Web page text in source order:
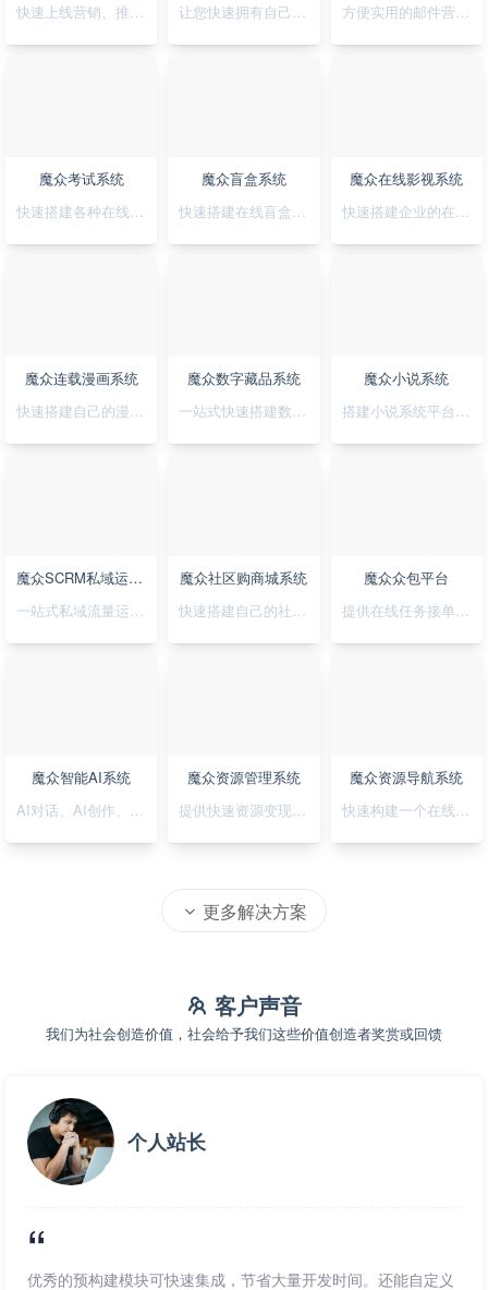
快速上线营销、推广落地页，可视化拖拽创，支持手机H5/微信小程序/抖音小程序
让您快速拥有自己私有化的图床系统
方便实用的邮件营销系统
魔众考试系统
快速搭建各种在线考试系统
魔众盲盒系统
快速搭建在线盲盒系统
魔众在线影视系统
快速搭建企业的在线影视系统
魔众连载漫画系统
快速搭建自己的漫画连载系统
魔众数字藏品系统
一站式快速搭建数字藏品平台
魔众小说系统
搭建小说系统平台，正版小说渠道合作
魔众SCRM私域运营系统
一站式私域流量运营平台
魔众社区购商城系统
快速搭建自己的社区购物网站
魔众众包平台
提供在线任务接单平台系统
魔众智能AI系统
AI对话、AI创作、AI绘画
魔众资源管理系统
提供快速资源变现的在线系统
魔众资源导航系统
快速构建一个在线资源导航系统
更多解决方案
客户声音
我们为社会创造价值，社会给予我们这些价值创造者奖赏或回馈
个人站长
优秀的预构建模块可快速集成，节省大量开发时间。还能自定义